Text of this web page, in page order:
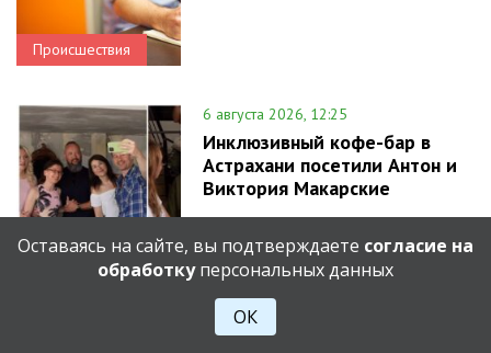
Происшествия
Город
6 августа 2026, 12:25
Инклюзивный кофе-бар в
Астрахани посетили Антон и
Виктория Макарские
Оставаясь на сайте, вы подтверждаете согласие на
обработкуперсональных данных
ОК